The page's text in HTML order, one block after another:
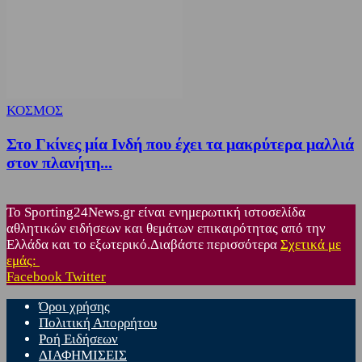
ΚΟΣΜΟΣ
Στο Γκίνες μία Ινδή που έχει τα μακρύτερα μαλλιά
στον πλανήτη...
Το Sporting24News.gr είναι ενημερωτική ιστοσελίδα
αθλητικών ειδήσεων και θεμάτων επικαιρότητας από την
Ελλάδα και το εξωτερικό.Διαβάστε περισσότερα Σχετικά με
εμάς:
Facebook Twitter
Όροι χρήσης
Πολιτική Απορρήτου
Ροή Ειδήσεων
ΔΙΑΦΗΜΙΣΕΙΣ